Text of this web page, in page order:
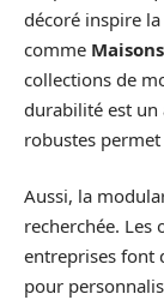
décoré inspire
comme
collections de
durabilité est un
robustes
Aussi, la
recherchée. Les
entreprises font
pour